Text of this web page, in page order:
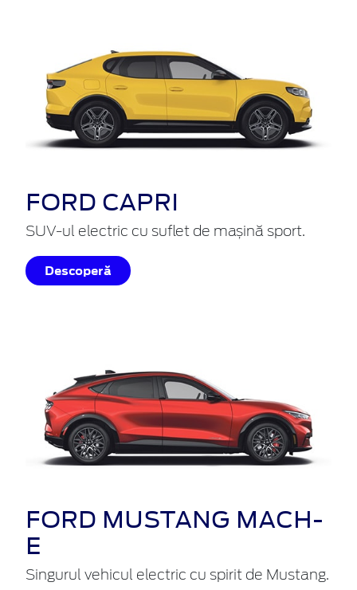
FORD CAPRI
SUV-ul electric cu suflet de mașină sport.
Descoperă
FORD MUSTANG MACH-
E
Singurul vehicul electric cu spirit de Mustang.